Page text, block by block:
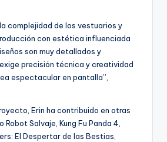
complejidad de los vestuarios y
con estética influenciada
son muy detallados y
precisión técnica y creatividad
espectacular en pantalla”,
Erin ha contribuido en otras
Salvaje, Kung Fu Panda 4,
El Despertar de las Bestias,